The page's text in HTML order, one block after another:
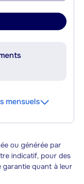
mensuels
ou générée par
indicatif, pour des
quant à leur